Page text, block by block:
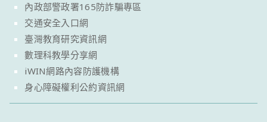
內政部警政署165防詐騙專區
交通安全入口網
臺灣教育研究資訊網
數理科教學分享網
iWIN網路內容防護機構
身心障礙權利公約資訊網